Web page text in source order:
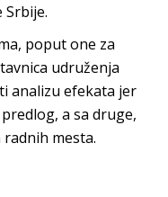
Srbije.
poput one za
udruženja
analizu efekata jer
a sa druge,
mesta.